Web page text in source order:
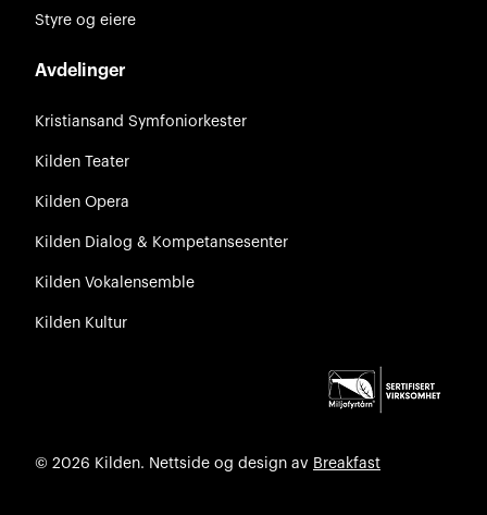
Styre og eiere
Avdelinger
Kristiansand Symfoniorkester
Kilden Teater
Kilden Opera
Kilden Dialog & Kompetansesenter
Kilden Vokalensemble
Kilden Kultur
© 2026 Kilden. Nettside og design av Breakfast